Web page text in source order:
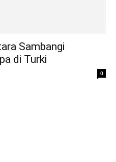
Sambangi
di Turki
0